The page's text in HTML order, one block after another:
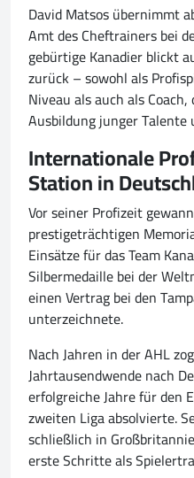
David Matsos übernimmt
Amt des Cheftrainers bei
gebürtige Kanadier blickt
zurück – sowohl als
Niveau als auch als
Ausbildung junger
Internationale
Station in
Vor seiner Profizeit
prestigeträchtigen
Einsätze für das Team
Silbermedaille bei der
einen Vertrag bei den
unterzeichnete.
Nach Jahren in der AHL
Jahrtausendwende nach
erfolgreiche Jahre für den
zweiten Liga absolvierte.
schließlich in
erste Schritte als